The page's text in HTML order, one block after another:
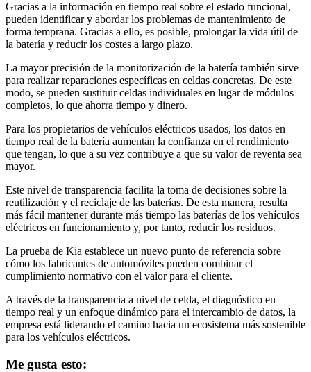
Gracias a la información en tiempo real sobre el estado funcional,
pueden identificar y abordar los problemas de mantenimiento de
forma temprana. Gracias a ello, es posible, prolongar la vida útil de
la batería y reducir los costes a largo plazo.
La mayor precisión de la monitorización de la batería también sirve
para realizar reparaciones específicas en celdas concretas. De este
modo, se pueden sustituir celdas individuales en lugar de módulos
completos, lo que ahorra tiempo y dinero.
Para los propietarios de vehículos eléctricos usados, los datos en
tiempo real de la batería aumentan la confianza en el rendimiento
que tengan, lo que a su vez contribuye a que su valor de reventa sea
mayor.
Este nivel de transparencia facilita la toma de decisiones sobre la
reutilización y el reciclaje de las baterías. De esta manera, resulta
más fácil mantener durante más tiempo las baterías de los vehículos
eléctricos en funcionamiento y, por tanto, reducir los residuos.
La prueba de Kia establece un nuevo punto de referencia sobre
cómo los fabricantes de automóviles pueden combinar el
cumplimiento normativo con el valor para el cliente.
A través de la transparencia a nivel de celda, el diagnóstico en
tiempo real y un enfoque dinámico para el intercambio de datos, la
empresa está liderando el camino hacia un ecosistema más sostenible
para los vehículos eléctricos.
Me gusta esto: